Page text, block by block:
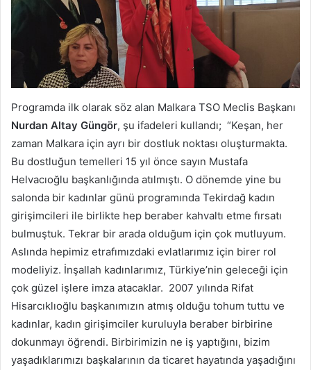
Programda ilk olarak söz alan Malkara TSO Meclis Başkanı
Nurdan Altay Güngör, şu ifadeleri kullandı; “Keşan, her
zaman Malkara için ayrı bir dostluk noktası oluşturmakta.
Bu dostluğun temelleri 15 yıl önce sayın Mustafa
Helvacıoğlu başkanlığında atılmıştı. O dönemde yine bu
salonda bir kadınlar günü programında Tekirdağ kadın
girişimcileri ile birlikte hep beraber kahvaltı etme fırsatı
bulmuştuk. Tekrar bir arada olduğum için çok mutluyum.
Aslında hepimiz etrafımızdaki evlatlarımız için birer rol
modeliyiz. İnşallah kadınlarımız, Türkiye’nin geleceği için
çok güzel işlere imza atacaklar. 2007 yılında Rifat
Hisarcıklıoğlu başkanımızın atmış olduğu tohum tuttu ve
kadınlar, kadın girişimciler kuruluyla beraber birbirine
dokunmayı öğrendi. Birbirimizin ne iş yaptığını, bizim
yaşadıklarımızı başkalarının da ticaret hayatında yaşadığını